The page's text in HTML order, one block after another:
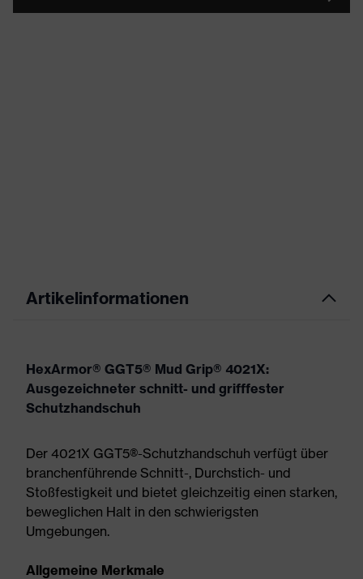
Artikelinformationen
HexArmor® GGT5® Mud Grip® 4021X:
Ausgezeichneter schnitt- und grifffester
Schutzhandschuh
Der 4021X GGT5®-Schutzhandschuh verfügt über
branchenführende Schnitt-, Durchstich- und
Stoßfestigkeit und bietet gleichzeitig einen starken,
beweglichen Halt in den schwierigsten
Umgebungen.
Allgemeine Merkmale